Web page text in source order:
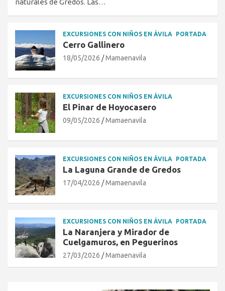
naturales de Gredos. Las…
EXCURSIONES CON NIÑOS EN ÁVILA PORTADA
Cerro Gallinero
18/05/2026 Mamaenavila
EXCURSIONES CON NIÑOS EN ÁVILA
El Pinar de Hoyocasero
09/05/2026 Mamaenavila
EXCURSIONES CON NIÑOS EN ÁVILA PORTADA
La Laguna Grande de Gredos
17/04/2026 Mamaenavila
EXCURSIONES CON NIÑOS EN ÁVILA PORTADA
La Naranjera y Mirador de
Cuelgamuros, en Peguerinos
27/03/2026 Mamaenavila